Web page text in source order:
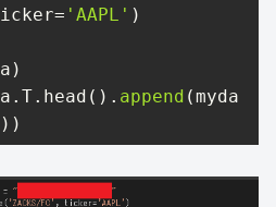
'AAPL' )
append (myda